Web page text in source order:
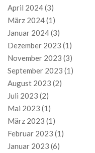
April 2024(3)
März 2024(1)
Januar 2024(3)
Dezember 2023 (1)
November 2023 (3)
September 2023 (1)
August 2023 (2)
Juli 2023 (2)
Mai 2023 (1)
März 2023 (1)
Februar 2023 (1)
Januar 2023 (6)